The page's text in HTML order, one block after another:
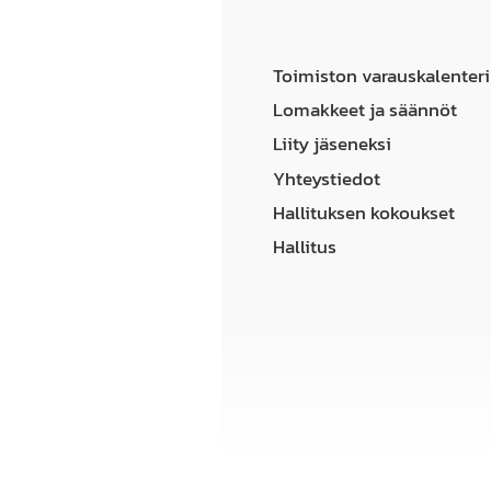
Toimiston varauskalenteri
Lomakkeet ja säännöt
Liity jäseneksi
Yhteystiedot
Hallituksen kokoukset
Hallitus